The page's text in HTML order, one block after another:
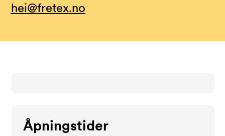
hei@fretex.no
Erlandsbakken 6
Stengt -åpner 11:00
Åpningstider